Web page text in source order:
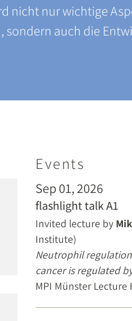
nicht nur wichtige
auch die
Events
Sep 01, 2026
flashlight talk A1
Invited lecture by
Institute)
Neutrophil
cancer is regulated
MPI Münster Lecture